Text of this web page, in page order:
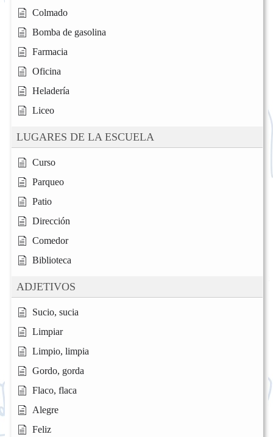
Colmado
Bomba de gasolina
Farmacia
Oficina
Heladería
Liceo
LUGARES DE LA ESCUELA
Curso
Parqueo
Patio
Dirección
Comedor
Biblioteca
ADJETIVOS
Sucio, sucia
Limpiar
Limpio, limpia
Gordo, gorda
Flaco, flaca
Alegre
Feliz